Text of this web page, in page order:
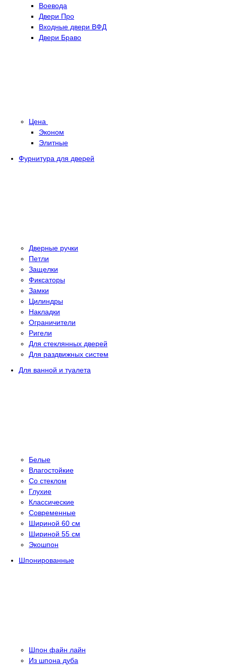
Воевода
Двери Про
Входные двери ВФД
Двери Браво
Цена
Эконом
Элитные
Фурнитура для дверей
Дверные ручки
Петли
Защелки
Фиксаторы
Замки
Цилиндры
Накладки
Ограничители
Ригели
Для стеклянных дверей
Для раздвижных систем
Для ванной и туалета
Белые
Влагостойкие
Со стеклом
Глухие
Классические
Современные
Шириной 60 см
Шириной 55 см
Экошпон
Шпонированные
Шпон файн лайн
Из шпона дуба